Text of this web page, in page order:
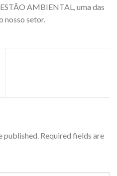
AMBIENTAL, uma das
nosso setor.
published. Required fields are